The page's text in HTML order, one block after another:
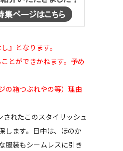
』となります。
とができかねます。予め
の箱つぶれやの等）理由
れたこのスタイリッシュ
します。日中は、ほのか
服装もシームレスに引き